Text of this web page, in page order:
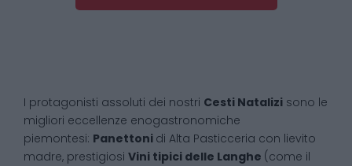
I protagonisti assoluti dei nostri Cesti Natalizi sono le
migliori eccellenze enogastronomiche
piemontesi: Panettoni di Alta Pasticceria con lievito
madre, prestigiosi Vini tipici delle Langhe (come il